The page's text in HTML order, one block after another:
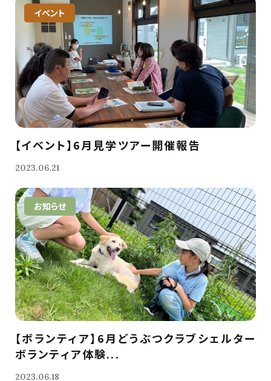
イベント
【イベント】6月見学ツアー開催報告
2023.06.21
お知らせ
【ボランティア】6月どうぶつクラブシェルター
ボランティア体験...
2023.06.18